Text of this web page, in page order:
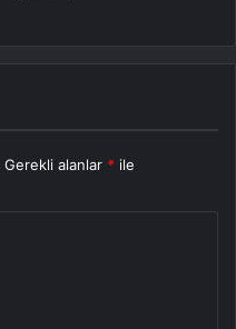
Gerekli alanlar * ile